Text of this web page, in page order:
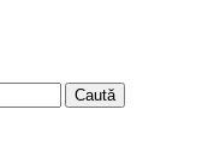
Caută